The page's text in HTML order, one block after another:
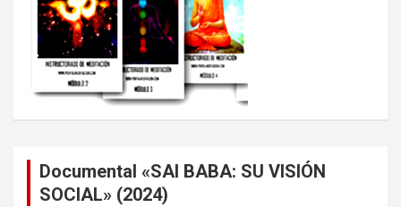
Documental «SAI BABA: SU VISIÓN
SOCIAL» (2024)